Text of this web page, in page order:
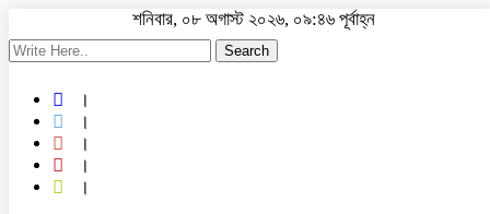
শনিবার, ০৮ অগাস্ট ২০২৬, ০৯:৪৬ পূর্বাহ্ন
Search